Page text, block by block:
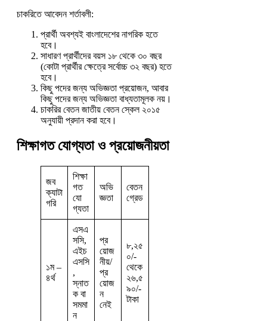
চাকরিতে আবেদন শর্তাবলী:
প্রার্থী অবশ্যই বাংলাদেশের নাগরিক হতে
হবে।
সাধারণ প্রার্থীদের বয়স ১৮ থেকে ৩০ বছর
(কোটা প্রার্থীর ক্ষেত্রে সর্বোচ্চ ৩২ বছর) হতে
হবে।
কিছু পদের জন্য অভিজ্ঞতা প্রয়োজন, আবার
কিছু পদের জন্য অভিজ্ঞতা বাধ্যতামূলক নয়।
চাকরির বেতন জাতীয় বেতন স্কেল ২০১৫
অনুযায়ী প্রদান করা হবে।
শিক্ষাগত যোগ্যতা ও প্রয়োজনীয়তা
জব
ক্যাটা
গরি
শিক্ষা
গত
যো
গ্যতা
অভি
জ্ঞতা
বেতন
গ্রেড
১ম –
৪র্থ
এসএ
সসি,
এইচ
এসসি
,
স্নাত
ক বা
সমমা
ন
প্র
য়োজ
নীয়/
প্র
য়োজ
ন
নেই
৮,২৫
০/-
থেকে
২৬,৫
৯০/-
টাকা